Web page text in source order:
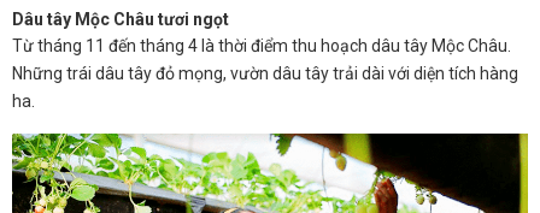
Dâu tây Mộc Châu tươi ngọt
Từ tháng 11 đến tháng 4 là thời điểm thu hoạch dâu tây Mộc Châu.
Những trái dâu tây đỏ mọng, vườn dâu tây trải dài với diện tích hàng
ha.